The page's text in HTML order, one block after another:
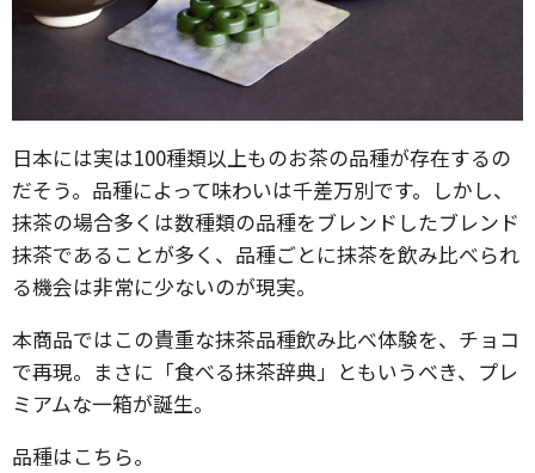
日本には実は100種類以上ものお茶の品種が存在するの
だそう。品種によって味わいは千差万別です。しかし、
抹茶の場合多くは数種類の品種をブレンドしたブレンド
抹茶であることが多く、品種ごとに抹茶を飲み比べられ
る機会は非常に少ないのが現実。
本商品ではこの貴重な抹茶品種飲み比べ体験を、チョコ
で再現。まさに「食べる抹茶辞典」ともいうべき、プレ
ミアムな一箱が誕生。
品種はこちら。